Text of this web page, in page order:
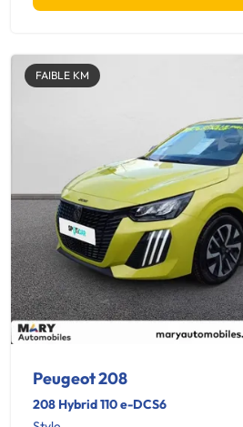
FAIBLE KM
Peugeot 208
208 Hybrid 110 e-DCS6